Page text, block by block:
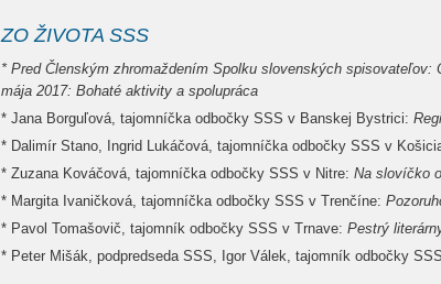
ZO ŽIVOTA SSS
* Pred Členským zhromaždením Spolku slovenských spisovateľov:
mája 2017: Bohaté aktivity a spolupráca
* Jana Borguľová, tajomníčka odbočky SSS v Banskej Bystrici:
* Dalimír Stano, Ingrid Lukáčová, tajomníčka odbočky SSS v
* Zuzana Kováčová, tajomníčka odbočky SSS v Nitre: Na slovíčko
* Margita Ivaničková, tajomníčka odbočky SSS v Trenčíne:
* Pavol Tomašovič, tajomník odbočky SSS v Trnave: Pestrý
* Peter Mišák, podpredseda SSS, Igor Válek, tajomník odbočky